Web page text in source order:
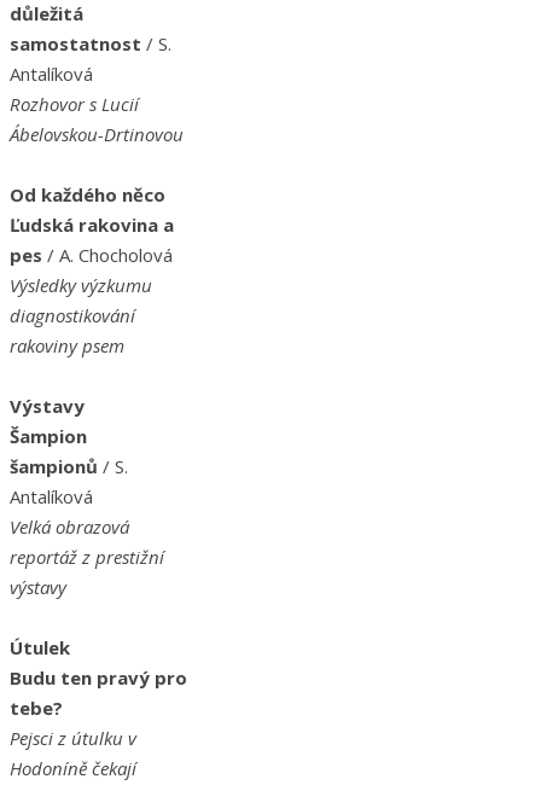
důležitá
samostatnost / S.
Antalíková
Rozhovor s Lucií
Ábelovskou-Drtinovou
Od každého něco
Ľudská rakovina a
pes / A. Chocholová
Výsledky výzkumu
diagnostikování
rakoviny psem
Výstavy
Šampion
šampionů / S.
Antalíková
Velká obrazová
reportáž z prestižní
výstavy
Útulek
Budu ten pravý pro
tebe?
Pejsci z útulku v
Hodoníně čekají